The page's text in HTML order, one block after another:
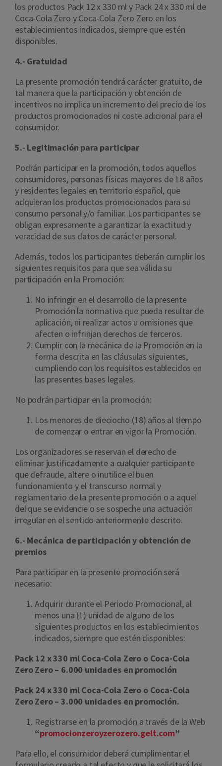
los productos Pack 12 x 330 ml y Pack 24 x 330 ml de
Coca-Cola Zero y Coca-Cola Zero Zero en los
establecimientos indicados, siempre que estén
disponibles.
4.- Gratuidad
La presente promoción tendrá carácter gratuito, de
tal manera que la participación y obtención de
incentivos no implica un incremento del precio de los
productos promocionados ni coste adicional para el
consumidor.
5.- Legitimación para participar
Podrán participar en la promoción, todos aquellos
consumidores, personas físicas mayores de 18 años
y residentes legales en territorio español, que
adquieran los productos promocionados para su
consumo personal y/o familiar. Los participantes se
obligan expresamente a garantizar la exactitud y
veracidad de sus datos de carácter personal.
Además, todos los participantes deberán cumplir los
siguientes requisitos para que sea válida su
participación en la Promoción:
No infringir en el desarrollo de la presente
Promoción la normativa que pueda resultar de
aplicación, ni realizar actos u omisiones que
afecten o infrinjan derechos de terceros.
Cumplir con la mecánica de la Promoción en la
forma descrita en las cláusulas siguientes,
cumpliendo con los requisitos establecidos en
las presentes bases legales.
No podrán participar en la promoción:
Los menores de dieciocho (18) años al tiempo
de comenzar o entrar en vigor la Promoción.
Los organizadores se reservan el derecho de
eliminar justificadamente a cualquier participante
que defraude, altere o inutilice el buen
funcionamiento y el transcurso normal y
reglamentario de la presente promoción o a aquel
del que se evidencie o se sospeche una actuación
irregular en el sentido anteriormente descrito.
6.- Mecánica de participación y obtención de
premios
Para participar en la presente promoción será
necesario:
Adquirir durante el Periodo Promocional, al
menos una (1) unidad de alguno de los
siguientes productos en los establecimientos
indicados, siempre que estén disponibles:
Pack 12 x 330 ml Coca-Cola Zero o Coca-Cola
Zero Zero – 6.000 unidades en promoción
Pack 24 x 330 ml Coca-Cola Zero o Coca-Cola
Zero Zero – 3.000 unidades en promoción.
Registrarse en la promoción a través de la Web
“promocionzeroyzerozero.gelt.com”
Para ello, el consumidor deberá cumplimentar el